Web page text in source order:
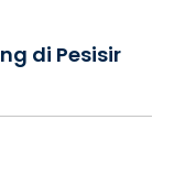
di Pesisir